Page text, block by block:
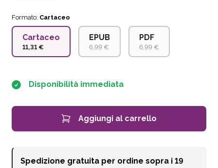
Formato: Cartaceo
Cartaceo
11,31 €
EPUB
6,99 €
PDF
6,99 €
Disponibilità immediata
Aggiungi al carrello
Spedizione gratuita per ordine sopra i 19